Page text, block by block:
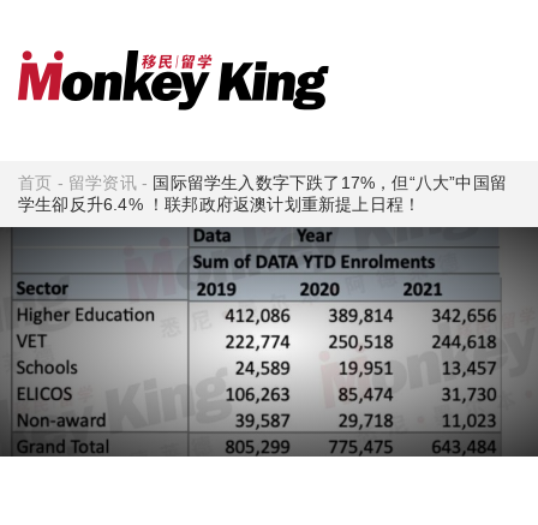
首页 - 留学资讯- 国际留学生入数字下跌了17%，但“八大”中国留
学生卻反升6.4% ！联邦政府返澳计划重新提上日程！